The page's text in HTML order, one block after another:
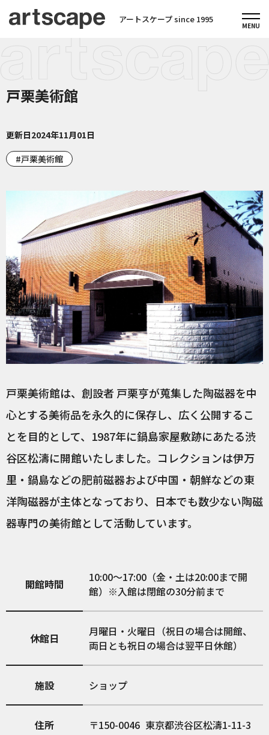
アートスケープ since 1995
戸栗美術館
更新日2024年11月01日
戸栗美術館
戸栗美術館は、創設者 戸栗亨が蒐集した陶磁器を中
心とする美術品を永久的に保存し、広く公開するこ
とを目的として、1987年に鍋島家屋敷跡にあたる渋
谷区松濤に開館いたしました。コレクションは伊万
里・鍋島などの肥前磁器および中国・朝鮮などの東
洋陶磁器が主体となっており、日本でも数少ない陶磁
器専門の美術館として活動しています。
開館時間
10:00～17:00（金・土は20:00まで開
館）※入館は閉館の30分前まで
休館日
月曜日・火曜日（祝日の場合は開館、
両日とも祝日の場合は翌平日休館）
施設 ショップ
住所 150-0046 東京都渋谷区松濤1-11-3